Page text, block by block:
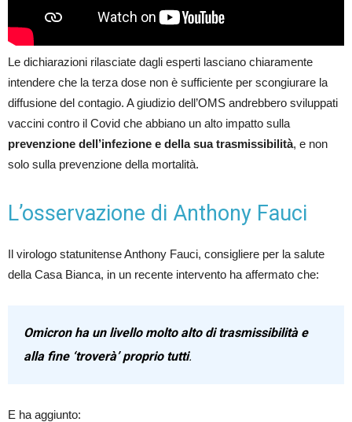
Le dichiarazioni rilasciate dagli esperti lasciano chiaramente
intendere che la terza dose non è sufficiente per scongiurare la
diffusione del contagio. A giudizio dell’OMS andrebbero sviluppati
vaccini contro il Covid che abbiano un alto impatto sulla
prevenzione dell’infezione e della sua trasmissibilità, e non
solo sulla prevenzione della mortalità.
L’osservazione di Anthony Fauci
Il virologo statunitense Anthony Fauci, consigliere per la salute
della Casa Bianca, in un recente intervento ha affermato che:
Omicron ha un livello molto alto di trasmissibilità e
alla fine ‘troverà’ proprio tutti.
E ha aggiunto: